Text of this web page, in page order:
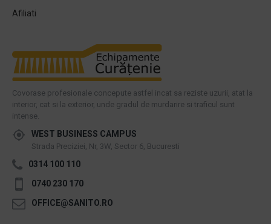
Afiliati
Covorase profesionale concepute astfel incat sa reziste uzurii, atat la
interior, cat si la exterior, unde gradul de murdarire si traficul sunt
intense.
WEST BUSINESS CAMPUS
Strada Preciziei, Nr, 3W, Sector 6, Bucuresti
0314 100 110
0740 230 170
OFFICE@SANITO.RO